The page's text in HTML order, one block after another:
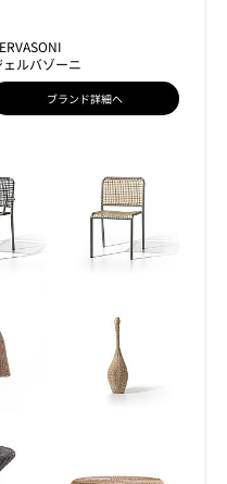
ェルバゾーニ
ブランド詳細へ